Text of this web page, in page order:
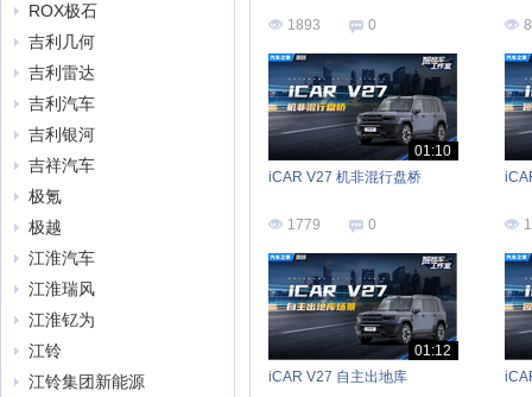
ROX极石
吉利几何
吉利雷达
吉利汽车
吉利银河
吉祥汽车
极氪
极越
江淮汽车
江淮瑞风
江淮钇为
江铃
江铃集团新能源
1893 0
01:10
iCAR V27 机非混行盘桥
1779 0
01:12
iCAR V27 自主出地库